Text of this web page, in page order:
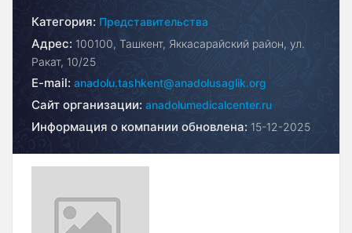
Категория: Представительства
Адрес: 100100, Ташкент, Яккасарайский район, ул.
Ракат, 10/25
E-mail: anadolu.tashkent@anadolusaglik.org
Сайт организации: anadolumedicalcenter.ru
Информация о компании обновлена: 15-12-2025